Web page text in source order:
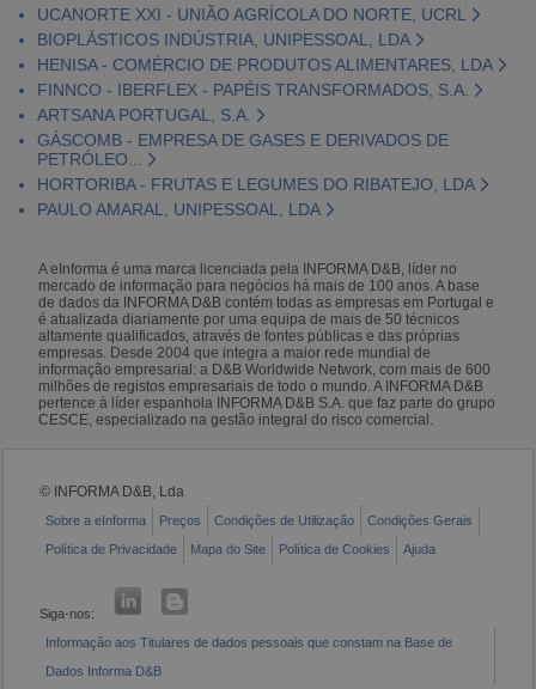
UCANORTE XXI - UNIÃO AGRÍCOLA DO NORTE, UCRL
BIOPLÁSTICOS INDÚSTRIA, UNIPESSOAL, LDA
HENISA - COMÉRCIO DE PRODUTOS ALIMENTARES, LDA
FINNCO - IBERFLEX - PAPÉIS TRANSFORMADOS, S.A.
ARTSANA PORTUGAL, S.A.
GÁSCOMB - EMPRESA DE GASES E DERIVADOS DE
PETRÓLEO...
HORTORIBA - FRUTAS E LEGUMES DO RIBATEJO, LDA
PAULO AMARAL, UNIPESSOAL, LDA
A eInforma é uma marca licenciada pela INFORMA D&B, líder no
mercado de informação para negócios há mais de 100 anos. A base
de dados da INFORMA D&B contém todas as empresas em Portugal e
é atualizada diariamente por uma equipa de mais de 50 técnicos
altamente qualificados, através de fontes públicas e das próprias
empresas. Desde 2004 que integra a maior rede mundial de
informação empresarial: a D&B Worldwide Network, com mais de 600
milhões de registos empresariais de todo o mundo. A INFORMA D&B
pertence à líder espanhola INFORMA D&B S.A. que faz parte do grupo
CESCE, especializado na gestão integral do risco comercial.
© INFORMA D&B, Lda
Sobre a eInforma Preços Condições de Utilização
Condições Gerais
Política de Privacidade
Mapa do Site Política de Cookies Ajuda
Siga-nos:
Informação aos Titulares de dados pessoais que constam na Base de
Dados Informa D&B